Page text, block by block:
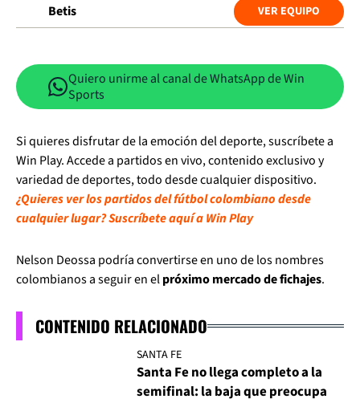
Betis VER EQUIPO
Quiero unirme al canal de WhatsApp de Win
Sports
Si quieres disfrutar de la emoción del deporte, suscríbete a
Win Play. Accede a partidos en vivo, contenido exclusivo y
variedad de deportes, todo desde cualquier dispositivo.
¿Quieres ver los partidos del fútbol colombiano desde
cualquier lugar? Suscríbete aquí a Win Play
Nelson Deossa podría convertirse en uno de los nombres
colombianos a seguir en elpróximo mercado de fichajes.
CONTENIDO RELACIONADO
SANTA FE
Santa Fe no llega completo a la
semifinal: la baja que preocupa